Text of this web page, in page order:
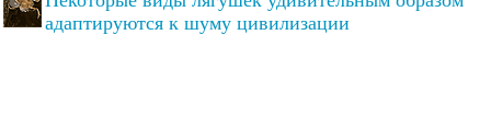
адаптируются к шуму цивилизации